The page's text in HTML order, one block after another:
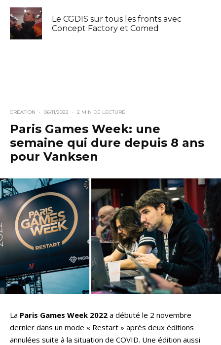
Le CGDIS sur tous les fronts avec
Concept Factory et Comed
CRÉATION · 06/11/2022 · 2 MIN DE LECTURE
Paris Games Week: une
semaine qui dure depuis 8 ans
pour Vanksen
La Paris Games Week 2022 a débuté le 2 novembre
dernier dans un mode « Restart » après deux éditions
annulées suite à la situation de COVID. Une édition aussi